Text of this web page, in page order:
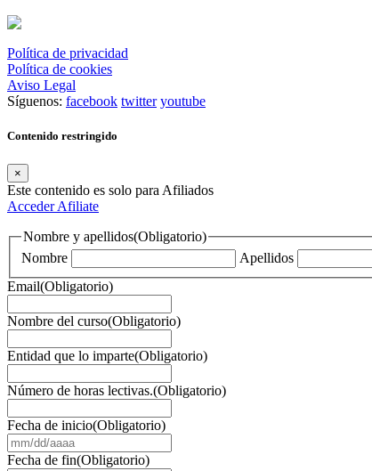
Política de privacidad
Política de cookies
Aviso Legal
Síguenos: facebook twitter youtube
Contenido restringido
×
Este contenido es solo para Afiliados
AccederAfiliate
Nombre y apellidos(Obligatorio)
Nombre
Apellidos
Email(Obligatorio)
Nombre del curso(Obligatorio)
Entidad que lo imparte(Obligatorio)
Número de horas lectivas.(Obligatorio)
Fecha de inicio(Obligatorio)
barra
Fecha de fin(Obligatorio)